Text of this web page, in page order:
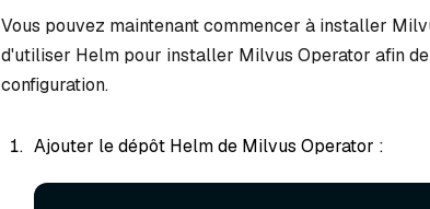
Vous pouvez maintenant commencer à installer
d'utiliser Helm pour installer Milvus Operator afin
configuration.
Ajouter le dépôt Helm de Milvus Operator :